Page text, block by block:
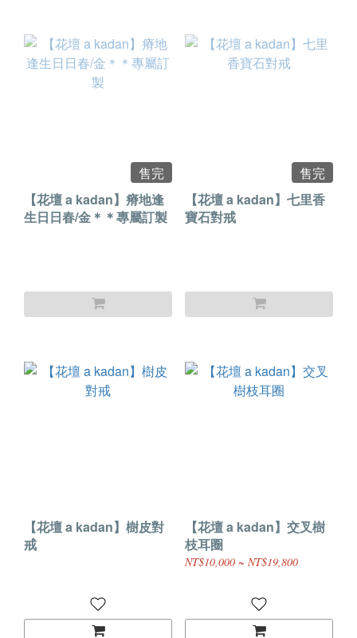
售完
【花壇 a kadan】瘠地逢
生日日春/金＊＊專屬訂製
售完
【花壇 a kadan】七里香
寶石對戒
【花壇 a kadan】樹皮對
戒
【花壇 a kadan】交叉樹
枝耳圈
NT$10,000 ~ NT$19,800